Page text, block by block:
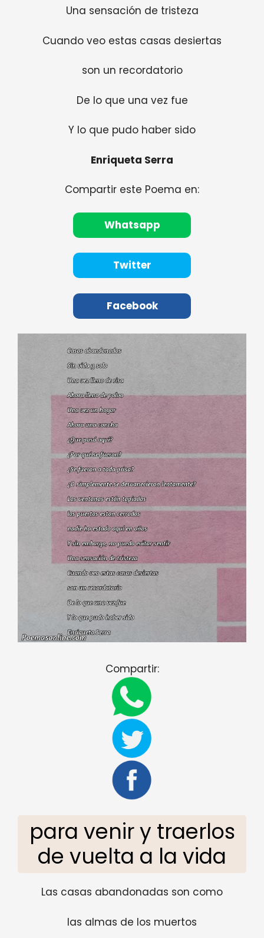
Una sensación de tristeza
Cuando veo estas casas desiertas
son un recordatorio
De lo que una vez fue
Y lo que pudo haber sido
Enriqueta Serra
Compartir este Poema en:
Whatsapp
Twitter
Facebook
Compartir:
para venir y traerlos
de vuelta a la vida
Las casas abandonadas son como
las almas de los muertos